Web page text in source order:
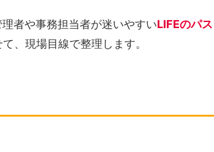
者や事務担当者が迷いやすいLIFEのパ
、現場目線で整理します。